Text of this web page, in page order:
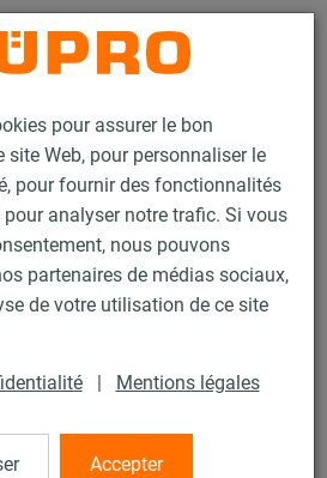
pour assurer le bon
Web, pour personnaliser le
pour fournir des fonctionnalités
analyser notre trafic. Si vous
nous pouvons
partenaires de médias sociaux,
de votre utilisation de ce site
| Mentions légales
Accepter
Contact
Colliers Attache
41 / 43